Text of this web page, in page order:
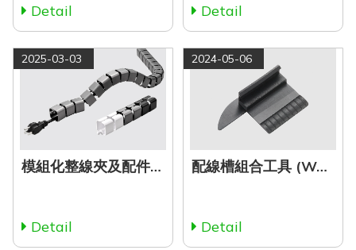
Detail Detail
2025-03-03
模組化整線夾及配件 (MCH Series)
Detail
2024-05-06
配線槽組合工具 (WA Series)
Detail